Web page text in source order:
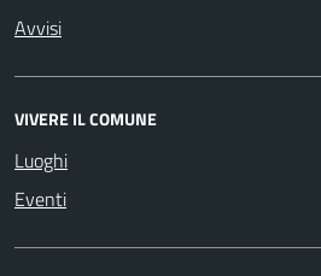
Avvisi
VIVERE IL COMUNE
Luoghi
Eventi